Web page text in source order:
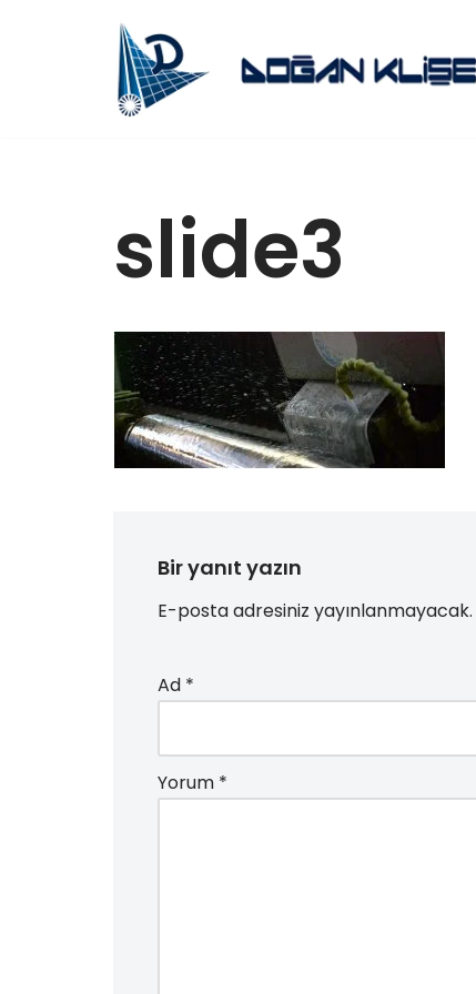
slide3
Bir yanıt yazın
E-posta adresiniz yayınlanmayacak.
Ad *
Yorum *